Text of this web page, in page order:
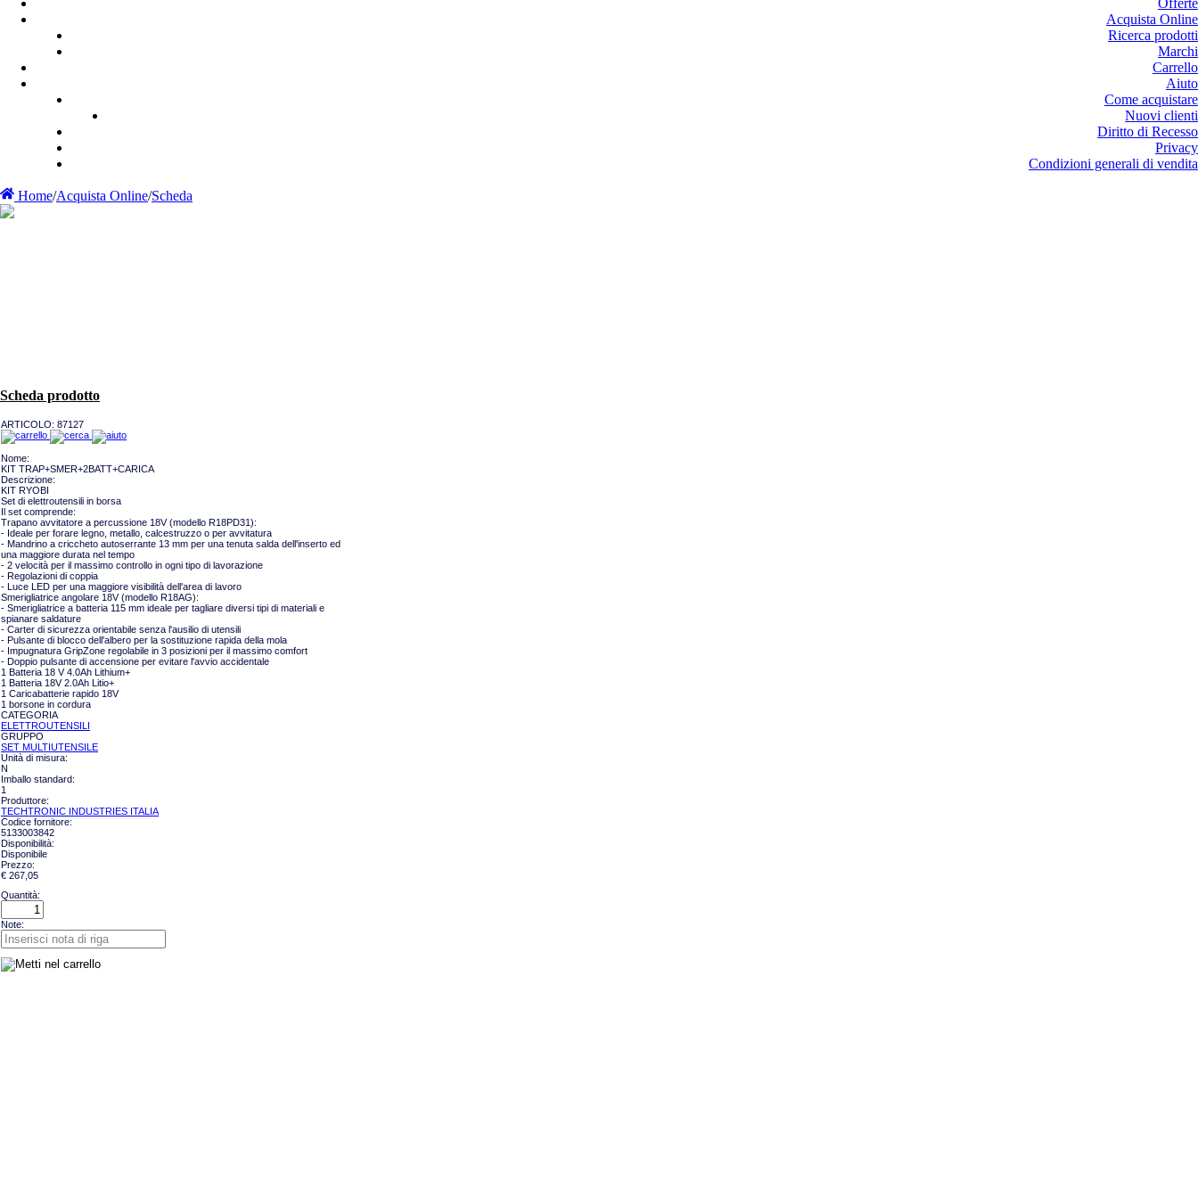
Offerte
Acquista Online
Ricerca prodotti
Marchi
Carrello
Aiuto
Come acquistare
Nuovi clienti
Diritto di Recesso
Privacy
Condizioni generali di vendita
Home/Acquista Online/Scheda
Scheda prodotto
ARTICOLO: 87127
Nome:
KIT TRAP+SMER+2BATT+CARICA
Descrizione:
KIT RYOBI
Set di elettroutensili in borsa
Il set comprende:
Trapano avvitatore a percussione 18V (modello R18PD31):
- Ideale per forare legno, metallo, calcestruzzo o per avvitatura
- Mandrino a criccheto autoserrante 13 mm per una tenuta salda dell'inserto ed
una maggiore durata nel tempo
- 2 velocità per il massimo controllo in ogni tipo di lavorazione
- Regolazioni di coppia
- Luce LED per una maggiore visibilità dell'area di lavoro
Smerigliatrice angolare 18V (modello R18AG):
- Smerigliatrice a batteria 115 mm ideale per tagliare diversi tipi di materiali e
spianare saldature
- Carter di sicurezza orientabile senza l'ausilio di utensili
- Pulsante di blocco dell'albero per la sostituzione rapida della mola
- Impugnatura GripZone regolabile in 3 posizioni per il massimo comfort
- Doppio pulsante di accensione per evitare l'avvio accidentale
1 Batteria 18 V 4.0Ah Lithium+
1 Batteria 18V 2.0Ah Litio+
1 Caricabatterie rapido 18V
1 borsone in cordura
CATEGORIA
ELETTROUTENSILI
GRUPPO
SET MULTIUTENSILE
Unità di misura:
N
Imballo standard:
1
Produttore:
TECHTRONIC INDUSTRIES ITALIA
Codice fornitore:
5133003842
Disponibilità:
Disponibile
Prezzo:
€ 267,05
Quantità:
Note: